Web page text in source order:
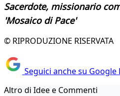
Sacerdote, missionario
'Mosaico di Pace'
© RIPRODUZIONE RISERVATA
Seguici anche su
Altro di Idee e Commenti